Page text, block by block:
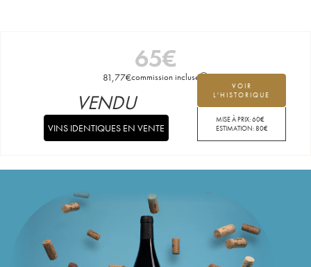
65€
81,77€commission incluse
VOIR
L'HISTORIQUE
MISE À PRIX:60€
ESTIMATION:80€
VENDU
VINS IDENTIQUES EN VENTE